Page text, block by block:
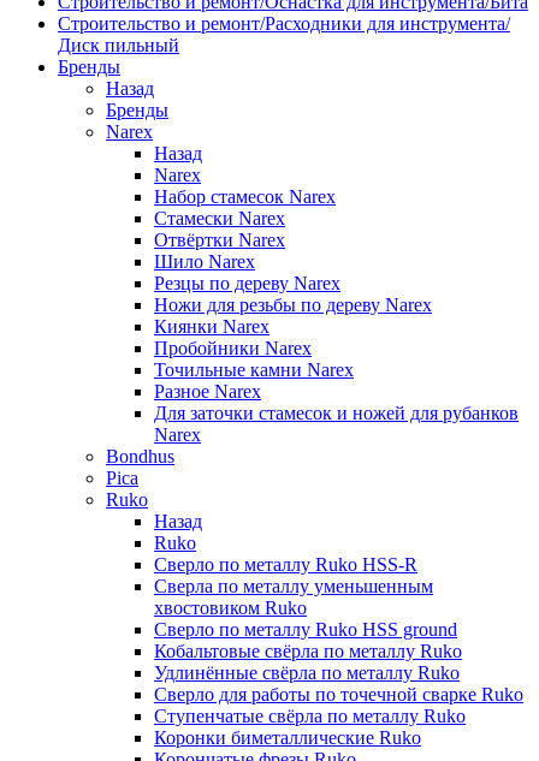
Строительство и ремонт/Расходники для инструмента/
Диск пильный
Бренды
Назад
Бренды
Narex
Назад
Narex
Набор стамесок Narex
Стамески Narex
Отвёртки Narex
Шило Narex
Резцы по дереву Narex
Ножи для резьбы по дереву Narex
Киянки Narex
Пробойники Narex
Точильные камни Narex
Разное Narex
Для заточки стамесок и ножей для рубанков
Narex
Bondhus
Pica
Ruko
Назад
Ruko
Сверло по металлу Ruko HSS-R
Сверла по металлу уменьшенным
хвостовиком Ruko
Сверло по металлу Ruko HSS ground
Кобальтовые свёрла по металлу Ruko
Удлинённые свёрла по металлу Ruko
Сверло для работы по точечной сварке Ruko
Ступенчатые свёрла по металлу Ruko
Коронки биметаллические Ruko